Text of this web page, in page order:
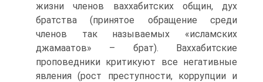
жизни членов ваххабитских общин, дух
братства (принятое обращение среди
членов так называемых «исламских
джамаатов» – брат). Ваххабитские
проповедники критикуют все негативные
явления (рост преступности, коррупции и